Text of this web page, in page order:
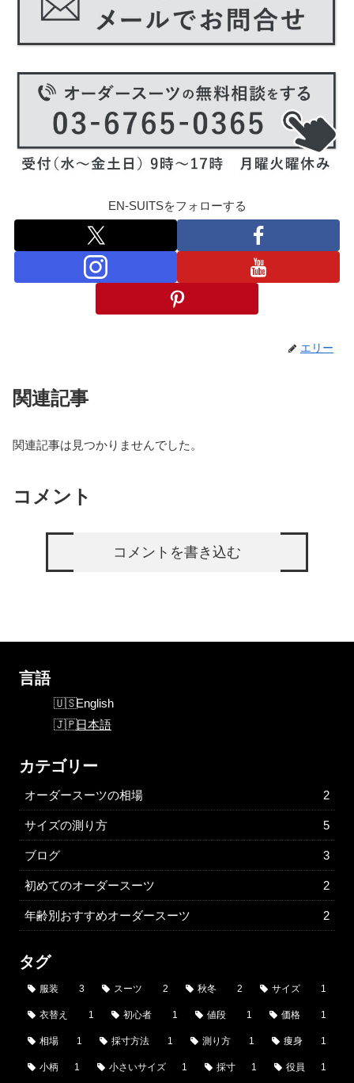
EN-SUITSをフォローする
エリー
関連記事
関連記事は見つかりませんでした。
コメント
コメントを書き込む
言語
English
日本語
カテゴリー
オーダースーツの相場 2
サイズの測り方 5
ブログ 3
初めてのオーダースーツ 2
年齢別おすすめオーダースーツ 2
タグ
服装 3 スーツ 2 秋冬 2 サイズ 1
衣替え 1 初心者 1 値段 1 価格 1
相場 1 採寸方法 1 測り方 1 痩身 1
小柄 1 小さいサイズ 1 採寸 1 役員 1